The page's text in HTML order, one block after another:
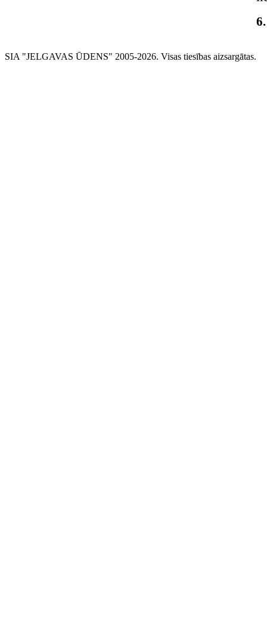
SIA "JELGAVAS ŪDENS" 2005-2026. Visas tiesības aizsargātas.